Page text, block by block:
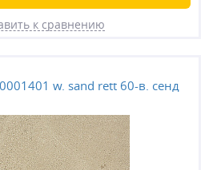
к сравнению
w. sand rett 60-в. сенд